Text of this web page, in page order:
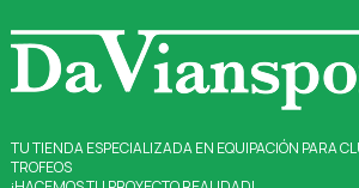
TU TIENDA ESPECIALIZADA EN EQUIPACIÓN PARA
TROFEOS